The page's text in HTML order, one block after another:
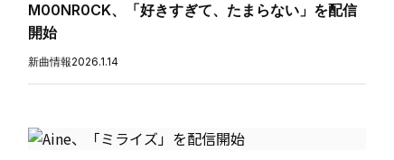
M00NR0CK、「好きすぎて、たまらない」を配信
開始
新曲情報2026.1.14